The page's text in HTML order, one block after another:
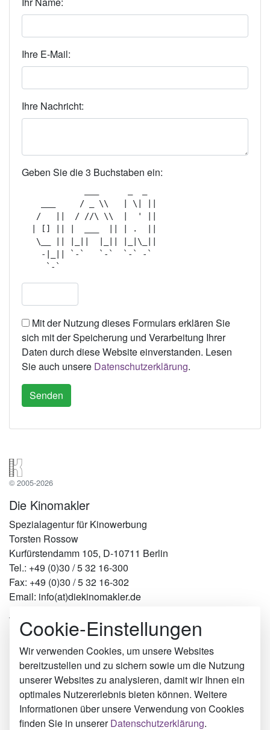
Ihre E-Mail:
Ihre Nachricht:
Geben Sie die 3 Buchstaben ein:
    ___     / _ \\   | \| ||
   /   ||  / //\ \\  |  ' ||
  | [] || |  ___  || | .  ||
   \__ || |_||  |_|| |_|\_||
    -|_|| `-`   `-`  `-` -`
Mit der Nutzung dieses Formulars erklären Sie
sich mit der Speicherung und Verarbeitung Ihrer
Daten durch diese Website einverstanden. Lesen
Sie auch unsere Datenschutzerklärung.
© 2005-2026
Die Kinomakler
Spezialagentur für Kinowerbung
Torsten Rossow
Kurfürstendamm 105, D-10711 Berlin
Tel.: +49 (0)30 / 5 32 16-300
Fax: +49 (0)30 / 5 32 16-302
Email: info(at)diekinomakler.de
Werben in Städten
Berlin
Hamburg
München
Köln
Eisenach
Bruchsal
Ratingen
Cookie-Einstellungen
Wir verwenden Cookies, um unsere Websites
bereitzustellen und zu sichern sowie um die Nutzung
unserer Websites zu analysieren, damit wir Ihnen ein
optimales Nutzererlebnis bieten können. Weitere
Informationen über unsere Verwendung von Cookies
finden Sie in unsererDatenschutzerklärung.